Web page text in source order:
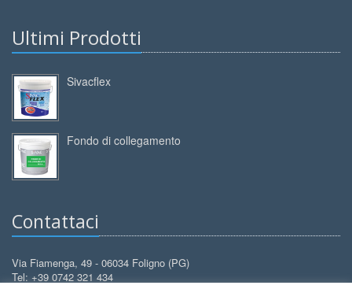
Ultimi Prodotti
Sivacflex
Fondo di collegamento
Contattaci
Via Fiamenga, 49 - 06034 Foligno (PG)
Tel: +39 0742 321 434